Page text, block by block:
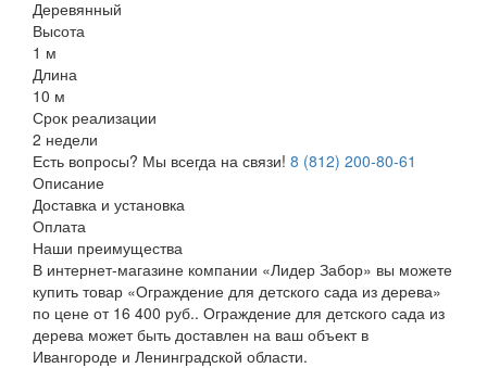
Деревянный
Высота
1 м
Длина
10 м
Срок реализации
2 недели
Есть вопросы? Мы всегда на связи! 8 (812) 200-80-61
Описание
Доставка и установка
Оплата
Наши преимущества
В интернет-магазине компании «Лидер Забор» вы можете
купить товар «Ограждение для детского сада из дерева»
по цене от 16 400 руб.. Ограждение для детского сада из
дерева может быть доставлен на ваш объект в
Ивангороде и Ленинградской области.